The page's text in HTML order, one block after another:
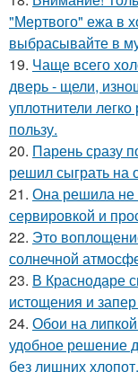
"Мертвого" ежа в
выбрасывайте в
19. Чаще всего
дверь - щели,
уплотнители
пользу.
20. Парень сразу
решил сыграть на
21. Она решила не
сервировкой и
22. Это
солнечной
23. В Краснодаре
истощения и запер
24. Обои на
удобное решение
без лишних хлопот.